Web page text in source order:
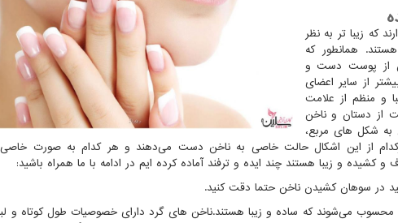
که زیبا تر به نظر
همانطور که
از پوست دست و
از سایر اعضای
و منظم از علامت
از دستان و ناخن
به شکل های مربع،
هرکدام از این اشکال حالت خاصی به ناخن دست می‌دهند و هر کدام به صورت خاصی
و زیبا هستند چند ایده و ترفند آماده کرده ایم در ادامه با ما همراه باشید:
در سوهان کشیدن ناخن حتما دقت کنید.
می‌شوند که ساده و زیبا هستند.ناخن های گرد دارای خصوصیات طول کوتاه و